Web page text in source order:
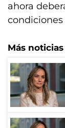
ahora
Más noticias